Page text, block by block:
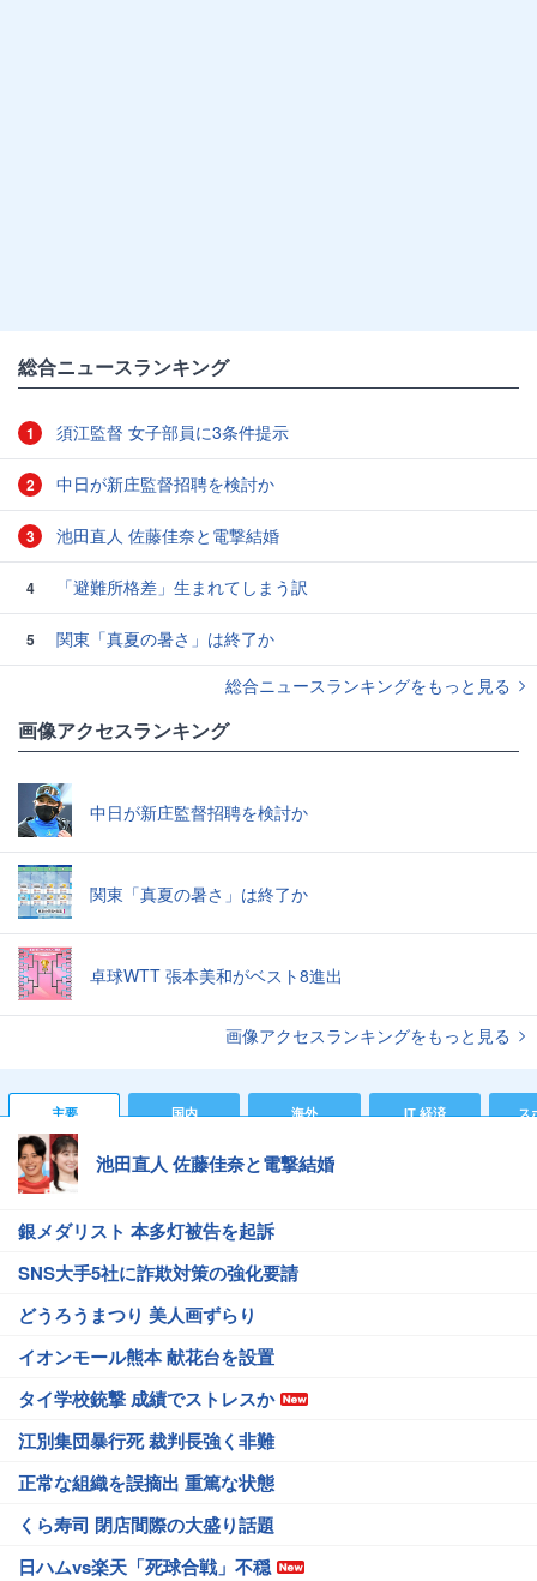
総合ニュースランキング
1 須江監督 女子部員に3条件提示
2 中日が新庄監督招聘を検討か
3 池田直人 佐藤佳奈と電撃結婚
4 「避難所格差」生まれてしまう訳
5
関東「真夏の暑さ」は終了か
総合ニュースランキングをもっと見る
画像アクセスランキング
中日が新庄監督招聘を検討か
関東「真夏の暑さ」は終了か
卓球WTT 張本美和がベスト8進出
画像アクセスランキングをもっと見る
主要 国内 海外 IT 経済 ス
池田直人 佐藤佳奈と電撃結婚
銀メダリスト 本多灯被告を起訴
SNS大手5社に詐欺対策の強化要請
どうろうまつり 美人画ずらり
イオンモール熊本 献花台を設置
タイ学校銃撃 成績でストレスか
江別集団暴行死 裁判長強く非難
正常な組織を誤摘出 重篤な状態
くら寿司 閉店間際の大盛り話題
日ハムvs楽天「死球合戦」不穏